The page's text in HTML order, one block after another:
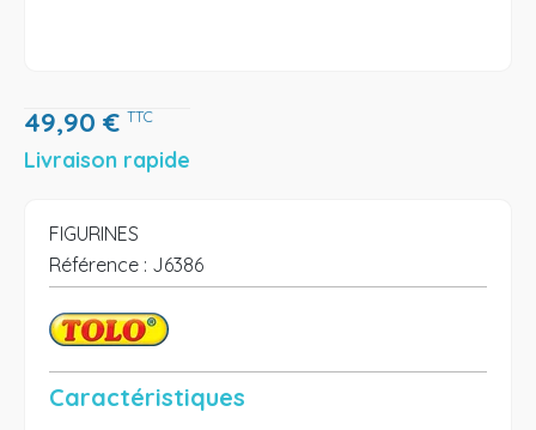
49,90 € TTC
Livraison rapide
FIGURINES
Référence : J6386
Caractéristiques